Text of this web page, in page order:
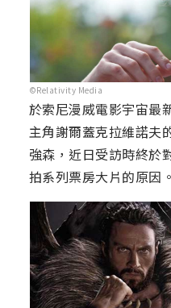
©Relativity Media
於索尼漫威電影宇宙最
主角謝爾蓋克拉維諾夫
強森，近日受訪時終於
拍系列票房大片的原因。